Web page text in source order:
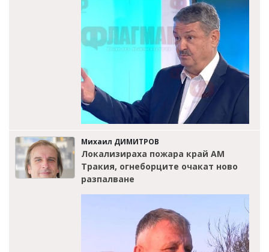
Михаил ДИМИТРОВ
Локализираха пожара край АМ
Тракия, огнеборците очакат ново
разпалване